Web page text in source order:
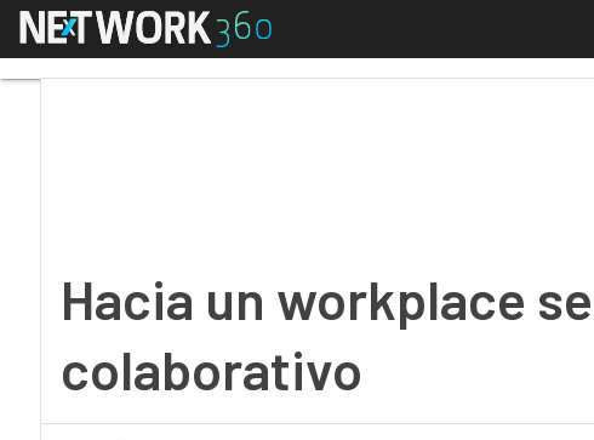
Menú
Hacia un workplace
colaborativo